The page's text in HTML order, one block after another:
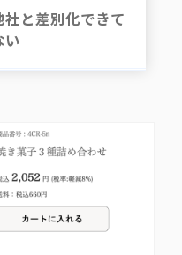
社と差別化できて
い